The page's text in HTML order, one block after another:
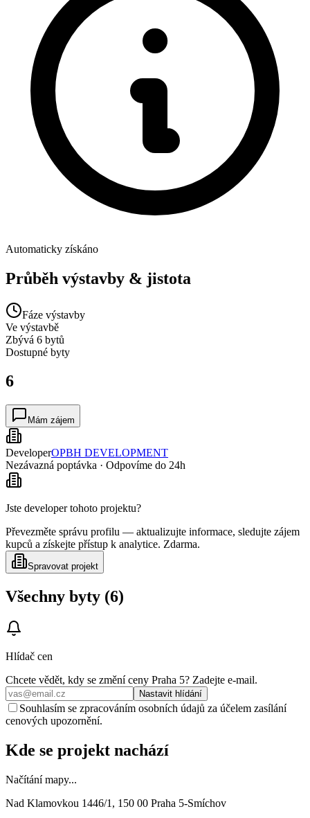
Automaticky získáno
Průběh výstavby & jistota
Fáze výstavby
Ve výstavbě
Zbývá 6 bytů
Dostupné byty
6
Mám zájem
DeveloperOPBH DEVELOPMENT
Nezávazná poptávka · Odpovíme do 24h
Jste developer tohoto projektu?
Převezměte správu profilu — aktualizujte informace, sledujte zájem
kupců a získejte přístup k analytice. Zdarma.
Spravovat projekt
Všechny byty (6)
Hlídač cen
Chcete vědět, kdy se změní ceny Praha 5? Zadejte e‑mail.
Nastavit hlídání
Souhlasím se zpracováním osobních údajů za účelem zasílání
cenových upozornění.
Kde se projekt nachází
Načítání mapy...
Nad Klamovkou 1446/1, 150 00 Praha 5-Smíchov